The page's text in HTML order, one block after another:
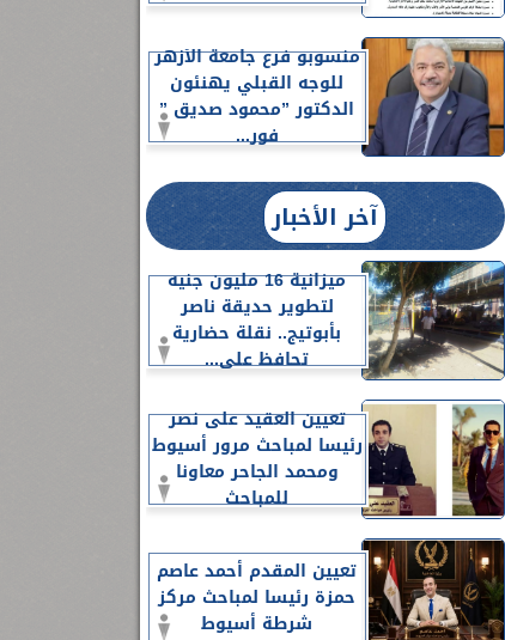
منسوبو فرع جامعة الأزهر
للوجه القبلي يهنئون
الدكتور ”محمود صديق ”
فور...
آخر الأخبار
ميزانية 16 مليون جنيه
لتطوير حديقة ناصر
بأبوتيج.. نقلة حضارية
تحافظ على...
تعيين العقيد على نصر
رئيسا لمباحث مرور أسيوط
ومحمد الجاحر معاونا
للمباحث
تعيين المقدم أحمد عاصم
حمزة رئيسا لمباحث مركز
شرطة أسيوط